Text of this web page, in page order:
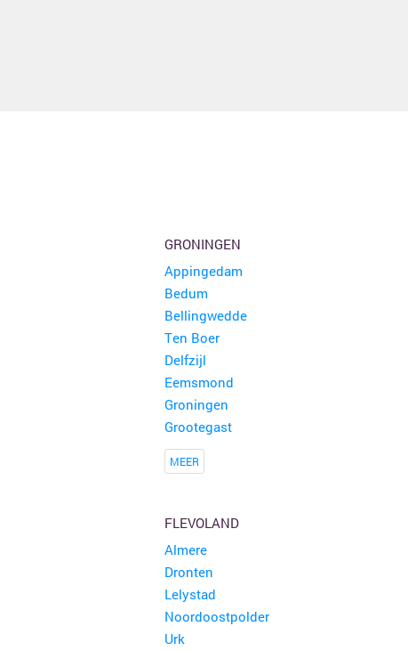
GRONINGEN
Appingedam
Bedum
Bellingwedde
Ten Boer
Delfzijl
Eemsmond
Groningen
Grootegast
MEER
FLEVOLAND
Almere
Dronten
Lelystad
Noordoostpolder
Urk